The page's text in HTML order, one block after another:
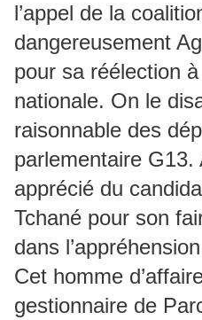
l’appel de la
dangereusement
pour sa réélection à
nationale. On le
raisonnable des
parlementaire
apprécié du
Tchané pour son
dans
Cet homme
gestionnaire de